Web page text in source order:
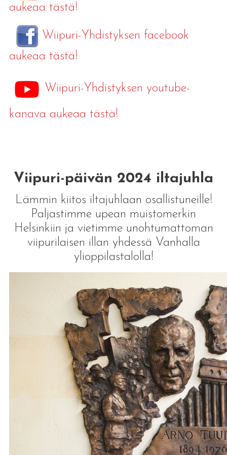
aukeaa tästä!
Wiipuri-Yhdistyksen facebook
aukeaa tästä!
Wiipuri-Yhdistyksen youtube-
kanava aukeaa tästä!
Viipuri-päivän 2024 iltajuhla
Lämmin kiitos iltajuhlaan osallistuneille!
Paljastimme upean muistomerkin
Helsinkiin ja vietimme unohtumattoman
viipurilaisen illan yhdessä Vanhalla
ylioppilastalolla!